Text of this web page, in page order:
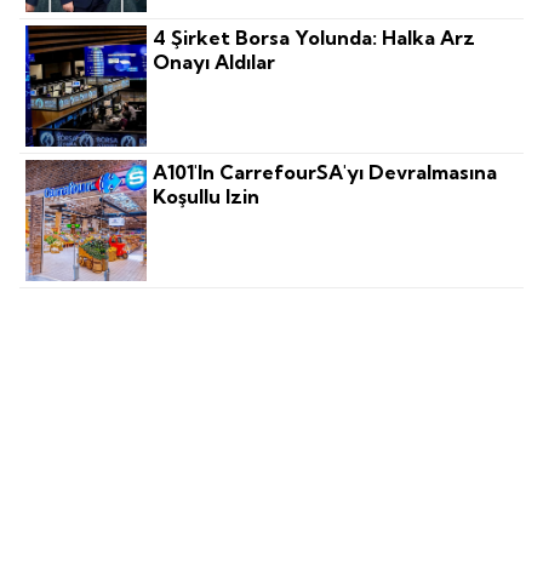
4 Şirket Borsa Yolunda: Halka Arz
Onayı Aldılar
A101'in CarrefourSA'yı Devralmasına
Koşullu Izin